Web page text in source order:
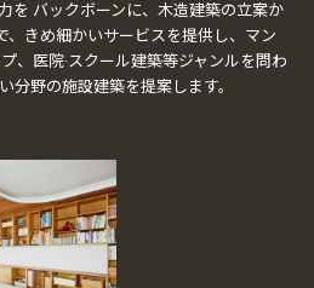
を バックボーンに、木造建築の立案か
、きめ細かいサービスを提供し、マン
、医院·スクール建築等ジャンルを問わ
分野の施設建築を提案します。